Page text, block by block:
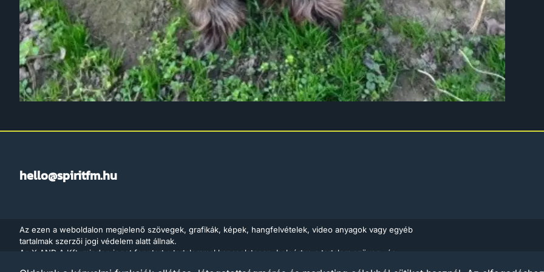
hello@spiritfm.hu
Az ezen a weboldalon megjelenő szövegek, grafikák, képek, hangfelvételek, video anyagok vagy egyéb
tartalmak szerzői jogi védelem alatt állnak.
Az X AND A Kft. minden jogot fenntart a tartalommal kapcsolatosan, beleértve a tartalom szöveg- és